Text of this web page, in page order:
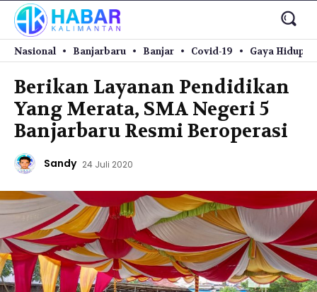
Nasional Banjarbaru Banjar Covid-19 Gaya Hidup
Berikan Layanan Pendidikan
Yang Merata, SMA Negeri 5
Banjarbaru Resmi Beroperasi
Sandy 24 Juli 2020